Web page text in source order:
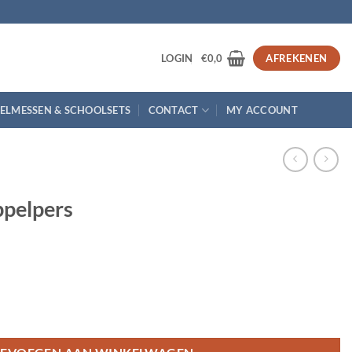
LOGIN €0,0 AFREKENEN
& SCHOOLSETS CONTACT MY ACCOUNT